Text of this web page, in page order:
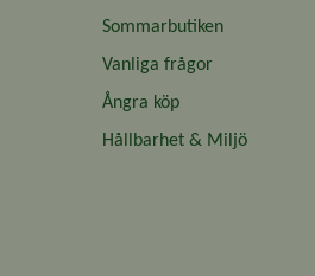
Sommarbutiken
Vanliga frågor
Ångra köp
Hållbarhet & Miljö